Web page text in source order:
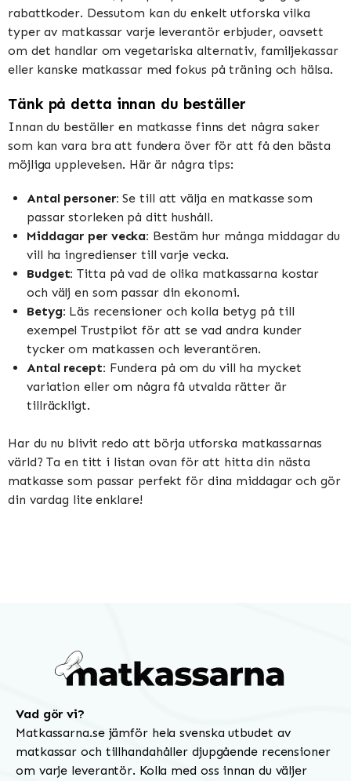
rabattkoder. Dessutom kan du enkelt utforska vilka
typer av matkassar varje leverantör erbjuder, oavsett
om det handlar om vegetariska alternativ, familjekassar
eller kanske matkassar med fokus på träning och hälsa.
Tänk på detta innan du beställer
Innan du beställer en matkasse finns det några saker
som kan vara bra att fundera över för att få den bästa
möjliga upplevelsen. Här är några tips:
Antal personer: Se till att välja en matkasse som
passar storleken på ditt hushåll.
Middagar per vecka: Bestäm hur många middagar du
vill ha ingredienser till varje vecka.
Budget: Titta på vad de olika matkassarna kostar
och välj en som passar din ekonomi.
Betyg: Läs recensioner och kolla betyg på till
exempel Trustpilot för att se vad andra kunder
tycker om matkassen och leverantören.
Antal recept: Fundera på om du vill ha mycket
variation eller om några få utvalda rätter är
tillräckligt.
Har du nu blivit redo att börja utforska matkassarnas
värld? Ta en titt i listan ovan för att hitta din nästa
matkasse som passar perfekt för dina middagar och gör
din vardag lite enklare!
Vad gör vi?
Matkassarna.se jämför hela svenska utbudet av
matkassar och tillhandahåller djupgående recensioner
om varje leverantör. Kolla med oss innan du väljer